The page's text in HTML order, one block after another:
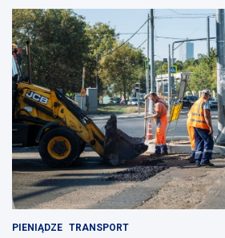
PIENIĄDZE TRANSPORT